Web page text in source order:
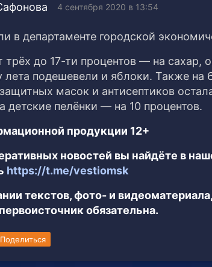
4 сентября 2020 в 13:54
в департаменте городской
до 17-ти процентов — на сахар,
лета подешевели и яблоки. Также на
масок и антисептиков
детские пелёнки — на 10 процентов.
продукции 12+
новостей вы найдёте в
https://t.me/vestiomsk
текстов, фото- и
обязательна.
Поделиться